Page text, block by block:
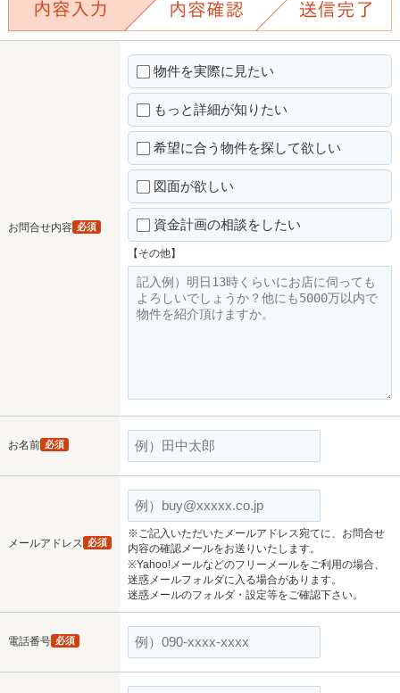
お問合せ内容 必須
物件を実際に見たい
もっと詳細が知りたい
希望に合う物件を探して欲しい
図面が欲しい
資金計画の相談をしたい
【その他】
お名前 必須
メールアドレス 必須
※ご記入いただいたメールアドレス宛てに、お問合せ
内容の確認メールをお送りいたします。
※Yahoo!メールなどのフリーメールをご利用の場合、
迷惑メールフォルダに入る場合があります。
迷惑メールのフォルダ・設定等をご確認下さい。
電話番号 必須